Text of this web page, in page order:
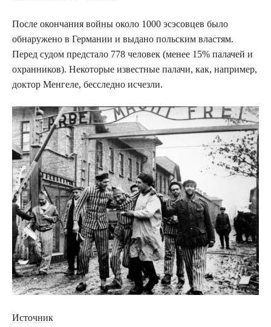
После окончания войны около 1000 эсэсовцев было
обнаружено в Германии и выдано польским властям.
Перед судом предстало 778 человек (менее 15% палачей и
охранников). Некоторые известные палачи, как, например,
доктор Менгеле, бесследно исчезли.
Источник